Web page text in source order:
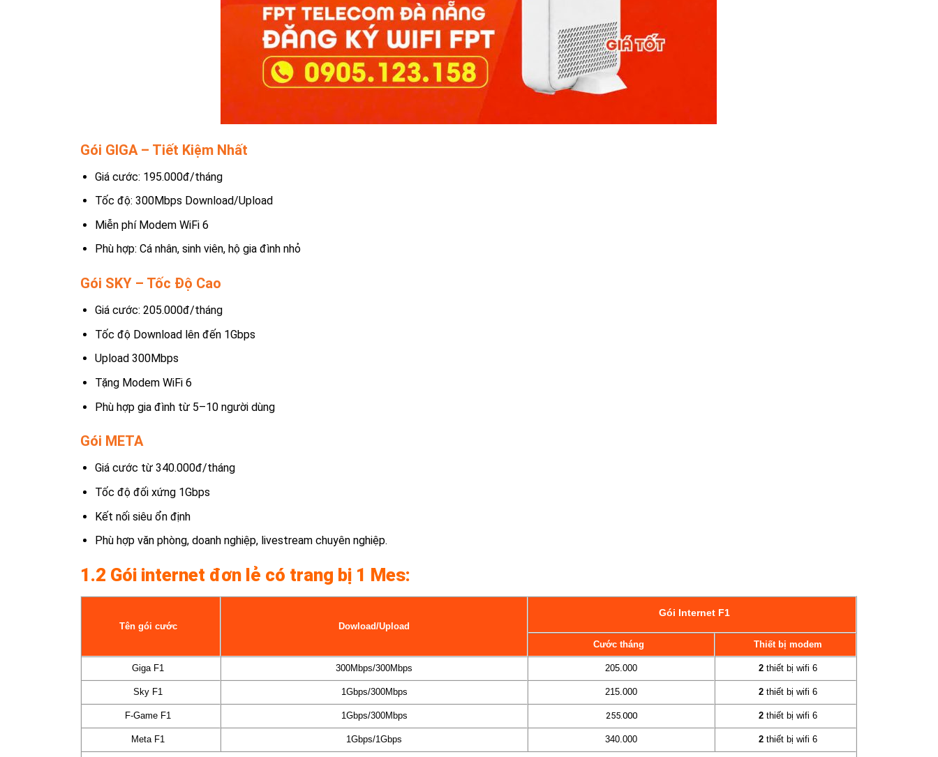
Gói GIGA – Tiết Kiệm Nhất
Giá cước: 195.000đ/tháng
Tốc độ: 300Mbps Download/Upload
Miễn phí Modem WiFi 6
Phù hợp: Cá nhân, sinh viên, hộ gia đình nhỏ
Gói SKY – Tốc Độ Cao
Giá cước: 205.000đ/tháng
Tốc độ Download lên đến 1Gbps
Upload 300Mbps
Tặng Modem WiFi 6
Phù hợp gia đình từ 5–10 người dùng
Gói META
Giá cước từ 340.000đ/tháng
Tốc độ đối xứng 1Gbps
Kết nối siêu ổn định
Phù hợp văn phòng, doanh nghiệp, livestream chuyên nghiệp.
1.2 Gói internet đơn lẻ có trang bị 1 Mes:
Tên gói cước Dowload/Upload
Gói Internet F1
Cước tháng Thiết bị modem
Giga F1 300Mbps/300Mbps 205.000 2 thiết bị wifi 6
Sky F1 1Gbps/300Mbps 215.000 2 thiết bị wifi 6
F-Game F1 1Gbps/300Mbps 255.000 2 thiết bị wifi 6
Meta F1 1Gbps/1Gbps 340.000 2 thiết bị wifi 6